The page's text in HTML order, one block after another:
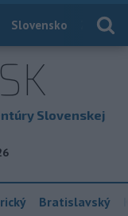
Slovensko
Slovenskej
Bratislavský